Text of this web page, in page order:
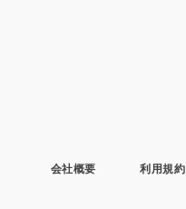
会社概要 利用規約